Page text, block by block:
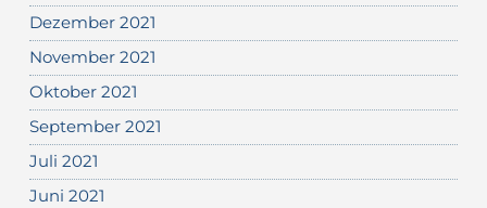
Dezember 2021
November 2021
Oktober 2021
September 2021
Juli 2021
Juni 2021